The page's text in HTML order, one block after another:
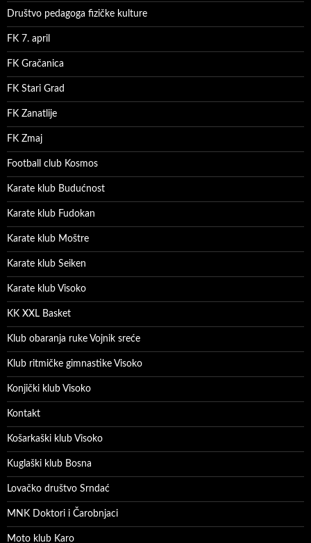
Društvo pedagoga fizičke kulture
FK 7. april
FK Gračanica
FK Stari Grad
FK Zanatlije
FK Zmaj
Football club Kosmos
Karate klub Budućnost
Karate klub Fudokan
Karate klub Moštre
Karate klub Seiken
Karate klub Visoko
KK XXL Basket
Klub obaranja ruke Vojnik sreće
Klub ritmičke gimnastike Visoko
Konjički klub Visoko
Kontakt
Košarkaški klub Visoko
Kuglaški klub Bosna
Lovačko društvo Srndać
MNK Doktori i Čarobnjaci
Moto klub Karo